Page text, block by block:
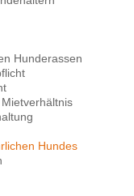
Hunderassen
Hundes